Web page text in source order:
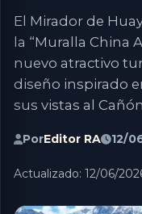
El Mirador de
la “Muralla China
nuevo atractivo
diseño inspirado
sus vistas al
PorEditor RA 12/
Actualizado: 12/06/